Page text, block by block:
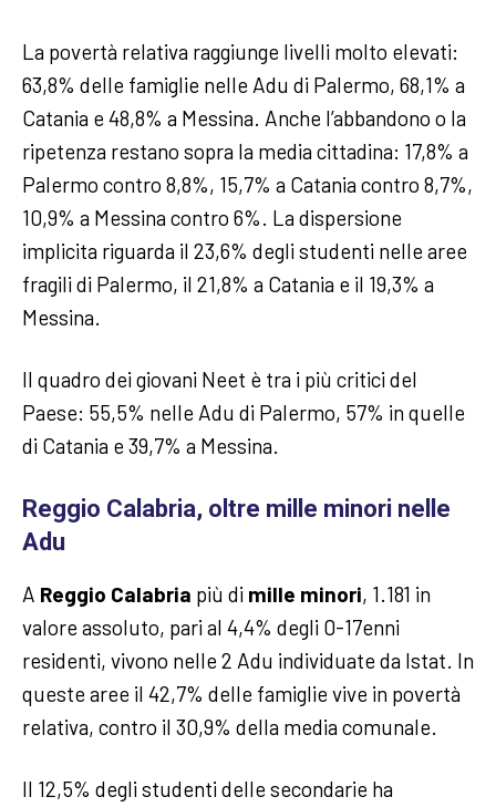
La povertà relativa raggiunge livelli molto elevati:
63,8% delle famiglie nelle Adu di Palermo, 68,1% a
Catania e 48,8% a Messina. Anche l’abbandono o la
ripetenza restano sopra la media cittadina: 17,8% a
Palermo contro 8,8%, 15,7% a Catania contro 8,7%,
10,9% a Messina contro 6%. La dispersione
implicita riguarda il 23,6% degli studenti nelle aree
fragili di Palermo, il 21,8% a Catania e il 19,3% a
Messina.
Il quadro dei giovani Neet è tra i più critici del
Paese: 55,5% nelle Adu di Palermo, 57% in quelle
di Catania e 39,7% a Messina.
Reggio Calabria, oltre mille minori nelle
Adu
A Reggio Calabria più di mille minori, 1.181 in
valore assoluto, pari al 4,4% degli 0-17enni
residenti, vivono nelle 2 Adu individuate da Istat. In
queste aree il 42,7% delle famiglie vive in povertà
relativa, contro il 30,9% della media comunale.
Il 12,5% degli studenti delle secondarie ha